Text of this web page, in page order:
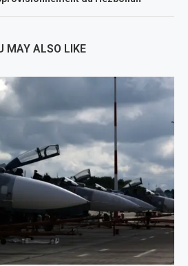
MAY ALSO LIKE